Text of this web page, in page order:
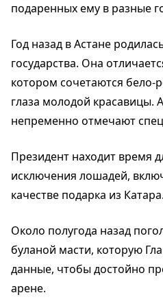
подаренных ему в разные
Год назад в Астане
государства. Она
котором сочетаются
глаза молодой красавицы.
непременно отмечают
Президент находит время
исключения лошадей,
качестве подарка из Катара.
Около полугода назад
буланой масти, которую
данные, чтобы достойно
арене.